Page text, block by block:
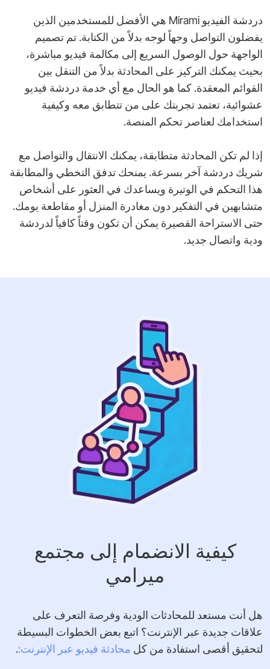
دردشة الفيديو Mirami هي الأفضل للمستخدمين الذين
يفضلون التواصل وجهاً لوجه بدلاً من الكتابة. تم تصميم
الواجهة حول الوصول السريع إلى مكالمة فيديو مباشرة،
بحيث يمكنك التركيز على المحادثة بدلاً من التنقل بين
القوائم المعقدة. كما هو الحال مع أي خدمة دردشة فيديو
عشوائية، تعتمد تجربتك على من تتطابق معه وكيفية
استخدامك لعناصر تحكم المنصة.
إذا لم تكن المحادثة متطابقة، يمكنك الانتقال والتواصل مع
شريك دردشة آخر بسرعة. يمنحك تدفق التخطي والمطابقة
هذا التحكم في الوتيرة ويساعدك في العثور على أشخاص
متشابهين في التفكير دون مغادرة المنزل أو مقاطعة يومك.
حتى الاستراحة القصيرة يمكن أن تكون وقتاً كافياً لدردشة
ودية واتصال جديد.
كيفية الانضمام إلى مجتمع
ميرامي
هل أنت مستعد للمحادثات الودية وفرصة التعرف على
علاقات جديدة عبر الإنترنت؟ اتبع بعض الخطوات البسيطة
لتحقيق أقصى استفادة من كل محادثة فيديو عبر الإنترنت:.